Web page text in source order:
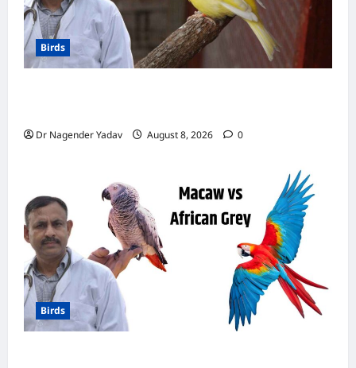
Birds
Dr Nagender Yadav August 8, 2026 0
Birds